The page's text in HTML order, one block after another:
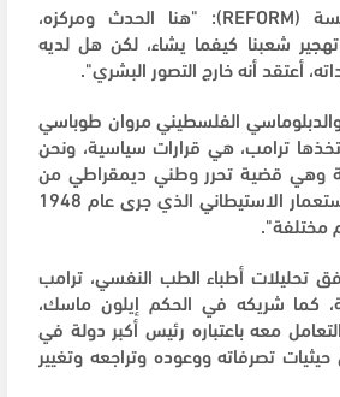
وتابع مدير عاممؤسسة (REFORM): "هنا الحدث ومركزه،
شعبنا كيفما يشاء، لكن هل لديه
أعتقد أنه خارج التصور البشري".
الفلسطيني مروان طوباسي
ترامب، هي قرارات سياسية، ونحن
وهي قضية تحرر وطني ديمقراطي من
الاحتلال ومن هذا الاستعمار الاستيطاني الذي جرى عام 1948
مختلفة".
تحليلات أطباء الطب النفسي، ترامب
كما شريكه في الحكم إيلون ماسك،
معه باعتباره رئيس أكبر دولة في
تصرفاته ووعوده وتراجعه وتغيير